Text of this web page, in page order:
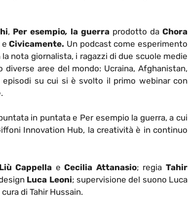
, Per esempio, la guerra prodotto da Chora
eCivicamente. Un podcast come esperimento
nota giornalista, i ragazzi di due scuole medie
aree del mondo: Ucraina, Afghanistan,
episodi su cui si è svolto il primo webinar con
in puntata e Per esempio la guerra, a cui
Innovation Hub, la creatività è in continuo
Liù Cappella eCecilia Attanasio; regiaTahir
Luca Leoni; supervisione del suono Luca
di Tahir Hussain.